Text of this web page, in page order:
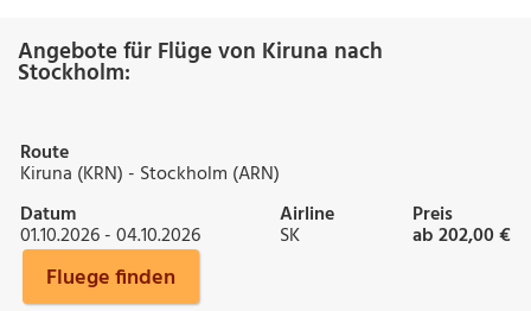
Angebote für Flüge von Kiruna nach
Stockholm:
Route
Kiruna (KRN) - Stockholm (ARN)
Datum
01.10.2026 - 04.10.2026
Airline
SK
Preis
ab 202,00 €
Fluege finden